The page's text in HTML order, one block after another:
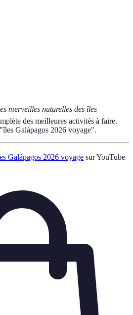
merveilles naturelles des îles
des meilleures activités à faire.
Galápagos 2026 voyage".
Galápagos 2026 voyage sur YouTube